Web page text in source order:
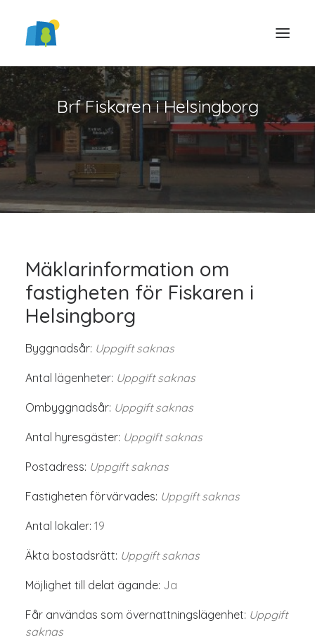
Brf Fiskaren i Helsingborg
Mäklarinformation om
fastigheten för Fiskaren i
Helsingborg
Byggnadsår: Uppgift saknas
Antal lägenheter: Uppgift saknas
Ombyggnadsår: Uppgift saknas
Antal hyresgäster: Uppgift saknas
Postadress: Uppgift saknas
Fastigheten förvärvades: Uppgift saknas
Antal lokaler: 19
Äkta bostadsrätt: Uppgift saknas
Möjlighet till delat ägande: Ja
Får användas som övernattningslägenhet: Uppgift
saknas